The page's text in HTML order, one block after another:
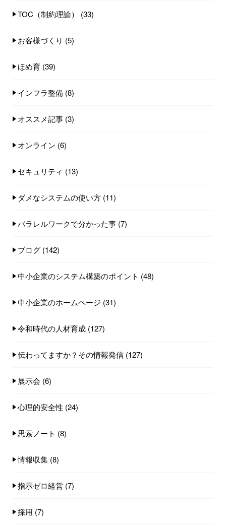
TOC（制約理論） (33)
お客様づくり (5)
ほめ育 (39)
インフラ整備 (8)
オススメ記事 (3)
オンライン (6)
セキュリティ (13)
ダメなシステムの使い方 (11)
パラレルワークで分かった事 (7)
ブログ (142)
中小企業のシステム構築のポイント (48)
中小企業のホームページ (31)
令和時代の人材育成 (127)
伝わってますか？その情報発信 (127)
展示会 (6)
心理的安全性 (24)
思索ノート (8)
情報収集 (8)
指示ゼロ経営 (7)
採用 (7)